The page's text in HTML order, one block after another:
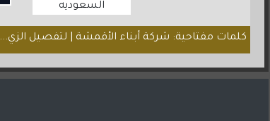
السعوديه
كلمات مفتاحية: شركة أبناء الأقمشة | لتفصيل الزي...